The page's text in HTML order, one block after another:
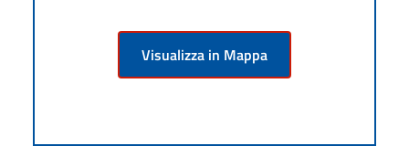
Visualizza in Mappa